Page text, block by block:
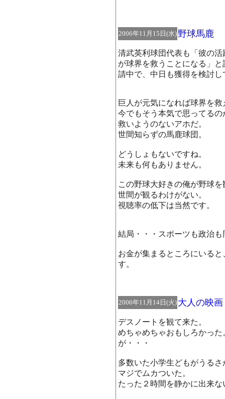
2006年11月15日(水) 野球馬鹿
清武英利球団代表も「彼の
が球界を救うことになる」
請中で、中日も獲得を検討
巨人が元気になれば球界を救
今でもそう本気で思ってるの
救いようのないアホだ。
世間知らずの馬鹿球団。
どうしょもないですね。
未来も何もありません。
この野球大好きの俺が野球
世間が観るわけがない。
視聴率の低下は当然です。
結局・・・スポーツも政治も
お金が集まるところにいる
す。
2006年11月14日(火) 大人の映
デスノートを観て来た。
めちゃめちゃおもしろかった
が・・・
多数いた小学生どもがうるさ
マジでムカついた。
たった２時間を静かに出来